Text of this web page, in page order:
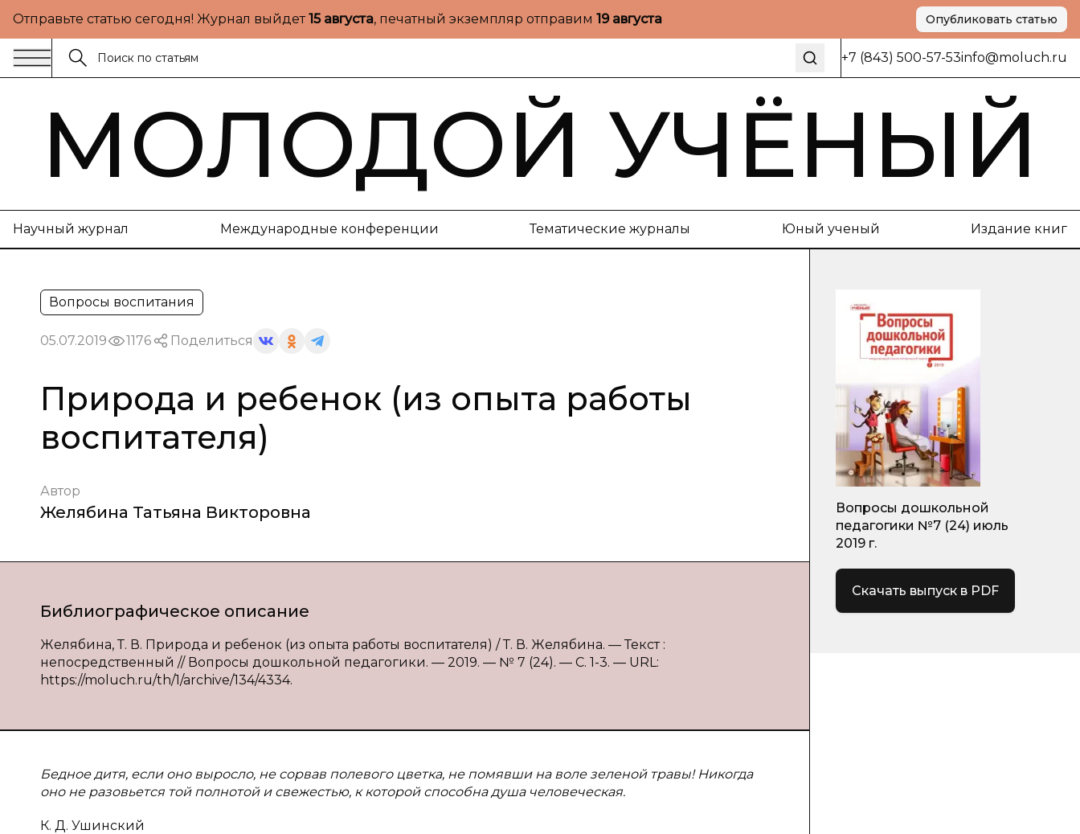
Отправьте статью сегодня! Журнал выйдет15 августа, печатный экземпляр отправим 19 августа Опубликовать статью
+7 (843) 500-57-53info@moluch.ru
МОЛОДОЙ УЧЁНЫЙ
Научный журнал Международные конференции Тематические журналы Юный ученый Издание книг
Вопросы воспитания
05.07.2019 1176 Поделиться
Природа и ребенок (из опыта работы
воспитателя)
Автор
Желябина Татьяна Викторовна
Библиографическое описание
Желябина, Т. В. Природа и ребенок (из опыта работы воспитателя) / Т. В. Желябина. — Текст :
непосредственный // Вопросы дошкольной педагогики. — 2019. — № 7 (24). — С. 1-3. — URL:
https://moluch.ru/th/1/archive/134/4334.
Бедное дитя, если оно выросло, не сорвав полевого цветка, не помявши на воле зеленой травы! Никогда
оно не разовьется той полнотой и свежестью, к которой способна душа человеческая.
К. Д. Ушинский
Вопросы дошкольной
педагогики №7 (24) июль
2019 г.
Скачать выпуск в PDF